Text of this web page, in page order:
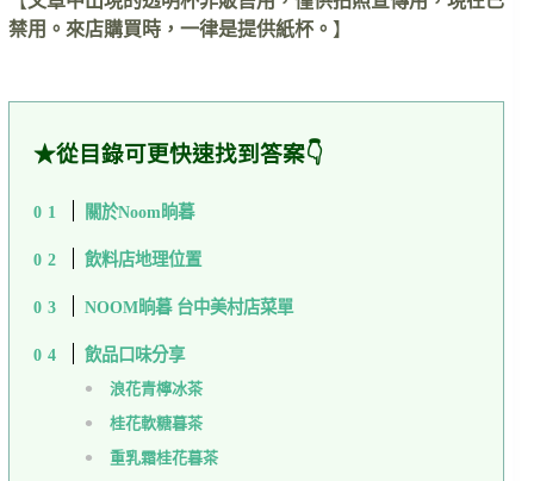
禁用。來店購買時，一律是提供紙杯。 】
★從目錄可更快速找到答案👇
關於Noom晌暮
飲料店地理位置
NOOM晌暮 台中美村店菜單
飲品口味分享
浪花青檸冰茶
桂花軟糖暮茶
重乳霜桂花暮茶